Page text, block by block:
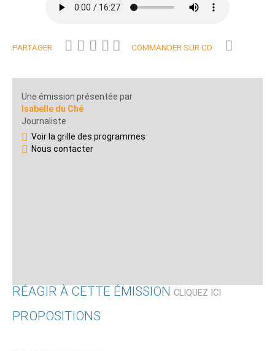
PARTAGER COMMANDER SUR CD
Une émission présentée par
Isabelle du Ché
Journaliste
Voir la grille des programmes
Nous contacter
RÉAGIR À CETTE ÉMISSION CLIQUEZ ICI
PROPOSITIONS